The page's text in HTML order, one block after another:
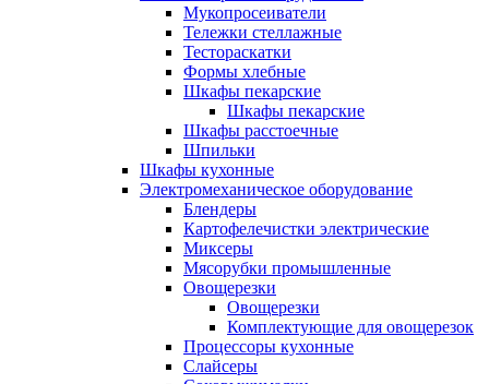
Мукопросеиватели
Тележки стеллажные
Тестораскатки
Формы хлебные
Шкафы пекарские
Шкафы пекарские
Шкафы расстоечные
Шпильки
Шкафы кухонные
Электромеханическое оборудование
Блендеры
Картофелечистки электрические
Миксеры
Мясорубки промышленные
Овощерезки
Овощерезки
Комплектующие для овощерезок
Процессоры кухонные
Слайсеры